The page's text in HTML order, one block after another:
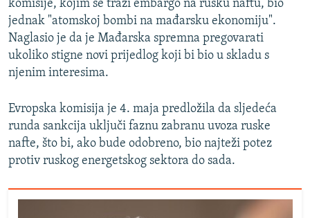
NASTANAK I RASPAD JUGOSLAVIJE
komisije, kojim se traži embargo na rusku naftu, bio
jednak "atomskoj bombi na mađarsku ekonomiju".
Naglasio je da je Mađarska spremna pregovarati
ukoliko stigne novi prijedlog koji bi bio u skladu s
njenim interesima.
Evropska komisija je 4. maja predložila da sljedeća
runda sankcija uključi faznu zabranu uvoza ruske
nafte, što bi, ako bude odobreno, bio najteži potez
protiv ruskog energetskog sektora do sada.